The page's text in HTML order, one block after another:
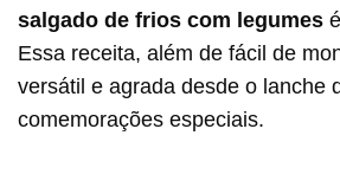
salgado de frios com legumes
Essa receita, além de fácil de
versátil e agrada desde o lanche
comemorações especiais.